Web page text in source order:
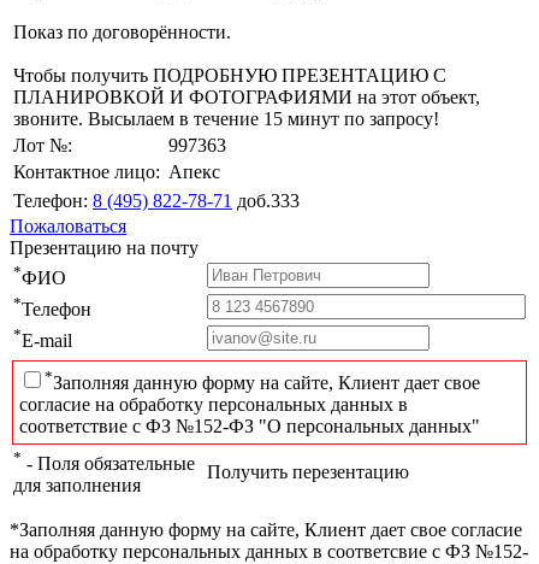
Показ по договорённости.
Чтобы получить ПОДРОБНУЮ ПРЕЗЕНТАЦИЮ С
ПЛАНИРОВКОЙ И ФОТОГРАФИЯМИ на этот объект,
звоните. Высылаем в течение 15 минут по запросу!
Лот №:
997363
Контактное лицо: Апекс
Телефон: 8 (495) 822-78-71 доб.333
Пожаловаться
Презентацию на почту
*ФИО
*Телефон
*E-mail
*Заполняя данную форму на сайте, Клиент дает свое
согласие на обработку персональных данных в
соответствие с ФЗ №152-ФЗ "О персональных данных"
* - Поля обязательные
для заполнения
Получить перезентацию
*Заполняя данную форму на сайте, Клиент дает свое согласие
на обработку персональных данных в соответсвие с ФЗ №152-